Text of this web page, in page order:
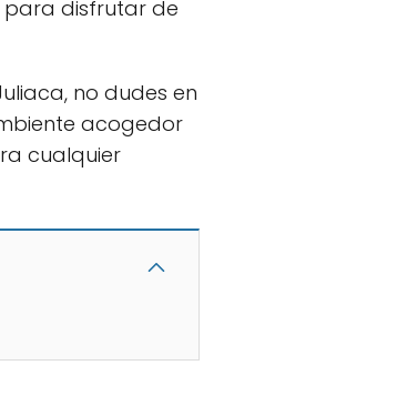
para disfrutar de
no dudes en
acogedor
cualquier